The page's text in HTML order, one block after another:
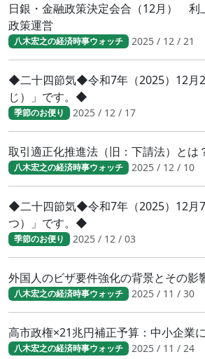
日銀・金融政策決定会合（12月） 利
政策運営
八木宏之の経済時事ウォッチ 2025 / 12 / 21
◆二十四節気◆令和7年（2025）12月
じ）」です。◆
季節のお便り 2025 / 12 / 17
取引適正化推進法（旧：下請法）とは
八木宏之の経済時事ウォッチ 2025 / 12 / 10
◆二十四節気◆令和7年（2025）12月
つ）」です。◆
季節のお便り 2025 / 12 / 03
外国人のビザ要件強化の背景とその影
八木宏之の経済時事ウォッチ 2025 / 11 / 30
高市政権×21兆円補正予算：中小企業
八木宏之の経済時事ウォッチ 2025 / 11 / 24